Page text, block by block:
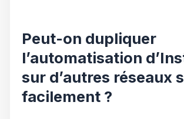
Peut-on dupliquer
l’automatisation
sur d’autres réseaux
facilement ?